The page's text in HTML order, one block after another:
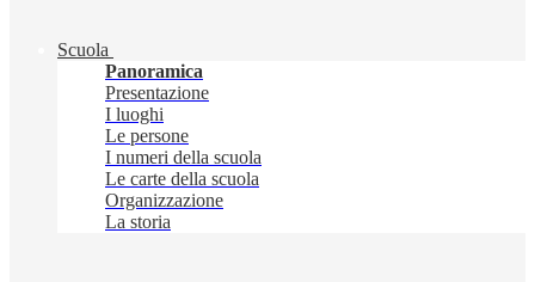
Scuola
Panoramica
Presentazione
I luoghi
Le persone
I numeri della scuola
Le carte della scuola
Organizzazione
La storia